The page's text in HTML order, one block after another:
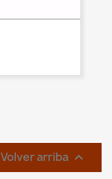
Volver arriba 